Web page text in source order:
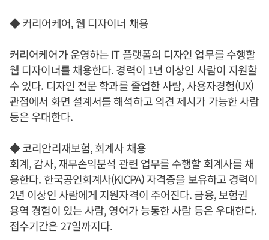
◆ 커리어케어, 웹 디자이너 채용
커리어케어가 운영하는 IT 플랫폼의 디자인 업무를 수행할
웹 디자이너를 채용한다. 경력이 1년 이상인 사람이 지원할
수 있다. 디자인 전문 학과를 졸업한 사람, 사용자경험(UX)
관점에서 화면 설계서를 해석하고 의견 제시가 가능한 사람
등은 우대한다.
◆ 코리안리재보험, 회계사 채용
회계, 감사, 재무손익분석 관련 업무를 수행할 회계사를 채
용한다. 한국공인회계사(KICPA) 자격증을 보유하고 경력이
2년 이상인 사람에게 지원자격이 주어진다. 금융, 보험권
용역 경험이 있는 사람, 영어가 능통한 사람 등은 우대한다.
접수기간은 27일까지다.